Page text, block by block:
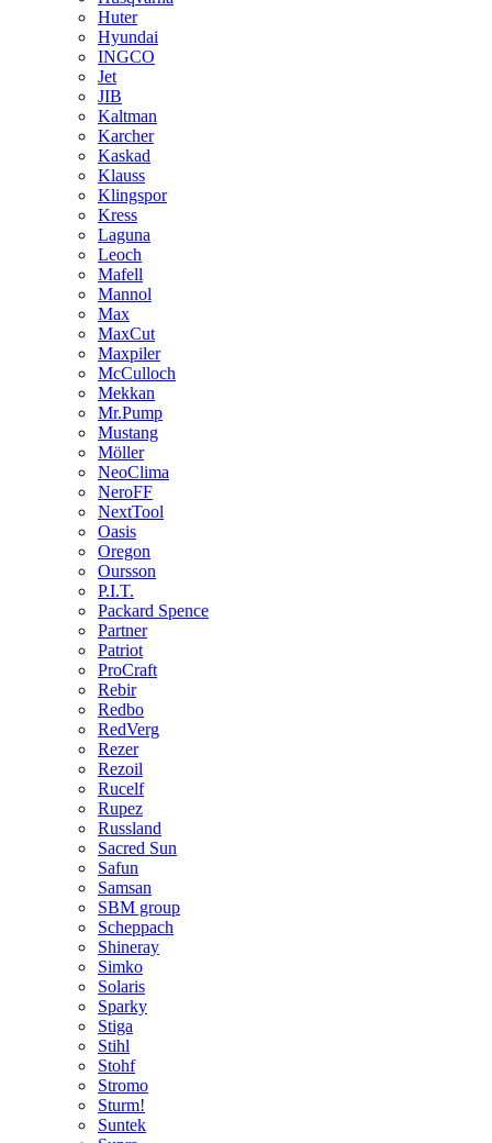
Huter
Hyundai
INGCO
Jet
JIB
Kaltman
Karcher
Kaskad
Klauss
Klingspor
Kress
Laguna
Leoch
Mafell
Mannol
Max
MaxCut
Maxpiler
McCulloch
Mekkan
Mr.Pump
Mustang
Möller
NeoClima
NeroFF
NextTool
Oasis
Oregon
Oursson
P.I.T.
Packard Spence
Partner
Patriot
ProCraft
Rebir
Redbo
RedVerg
Rezer
Rezoil
Rucelf
Rupez
Russland
Sacred Sun
Safun
Samsan
SBM group
Scheppach
Shineray
Simko
Solaris
Sparky
Stiga
Stihl
Stohf
Stromo
Sturm!
Suntek